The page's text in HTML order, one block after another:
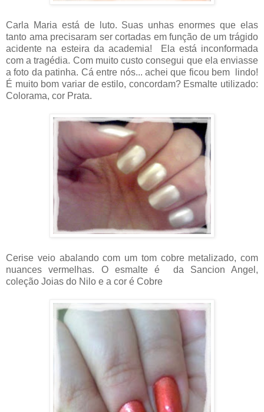
Carla Maria está de luto. Suas unhas enormes que elas
tanto ama precisaram ser cortadas em função de um trágido
acidente na esteira da academia! Ela está inconformada
com a tragédia. Com muito custo consegui que ela enviasse
a foto da patinha. Cá entre nós... achei que ficou bem lindo!
É muito bom variar de estilo, concordam? Esmalte utilizado:
Colorama, cor Prata.
Cerise veio abalando com um tom cobre metalizado, com
nuances vermelhas. O esmalte é da Sancion Angel,
coleção Joias do Nilo e a cor é Cobre